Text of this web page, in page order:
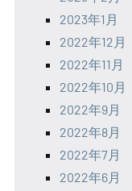
2023年1月
2022年12月
2022年11月
2022年10月
2022年9月
2022年8月
2022年7月
2022年6月